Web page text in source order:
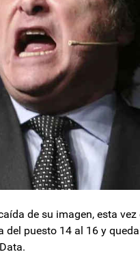
de su imagen, esta
puesto 14 al 16 y